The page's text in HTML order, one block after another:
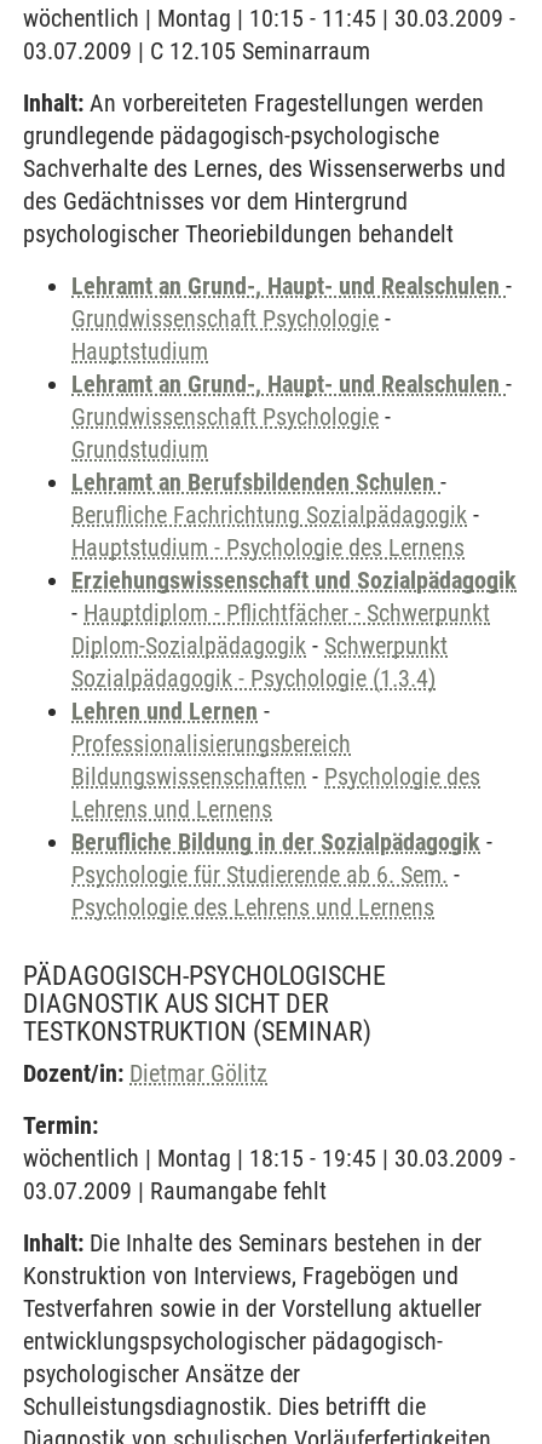
wöchentlich | Montag | 10:15 - 11:45 | 30.03.2009 -
03.07.2009 | C 12.105 Seminarraum
Inhalt: An vorbereiteten Fragestellungen werden
grundlegende pädagogisch-psychologische
Sachverhalte des Lernes, des Wissenserwerbs und
des Gedächtnisses vor dem Hintergrund
psychologischer Theoriebildungen behandelt
Lehramt an Grund-, Haupt- und Realschulen -
Grundwissenschaft Psychologie -
Hauptstudium
Lehramt an Grund-, Haupt- und Realschulen -
Grundwissenschaft Psychologie -
Grundstudium
Lehramt an Berufsbildenden Schulen -
Berufliche Fachrichtung Sozialpädagogik -
Hauptstudium - Psychologie des Lernens
Erziehungswissenschaft und Sozialpädagogik
- Hauptdiplom - Pflichtfächer - Schwerpunkt
Diplom-Sozialpädagogik - Schwerpunkt
Sozialpädagogik - Psychologie (1.3.4)
Lehren und Lernen -
Professionalisierungsbereich
Bildungswissenschaften - Psychologie des
Lehrens und Lernens
Berufliche Bildung in der Sozialpädagogik -
Psychologie für Studierende ab 6. Sem. -
Psychologie des Lehrens und Lernens
PÄDAGOGISCH-PSYCHOLOGISCHE
DIAGNOSTIK AUS SICHT DER
TESTKONSTRUKTION (SEMINAR)
Dozent/in: Dietmar Gölitz
Termin:
wöchentlich | Montag | 18:15 - 19:45 | 30.03.2009 -
03.07.2009 | Raumangabe fehlt
Inhalt: Die Inhalte des Seminars bestehen in der
Konstruktion von Interviews, Fragebögen und
Testverfahren sowie in der Vorstellung aktueller
entwicklungspsychologischer pädagogisch-
psychologischer Ansätze der
Schulleistungsdiagnostik. Dies betrifft die